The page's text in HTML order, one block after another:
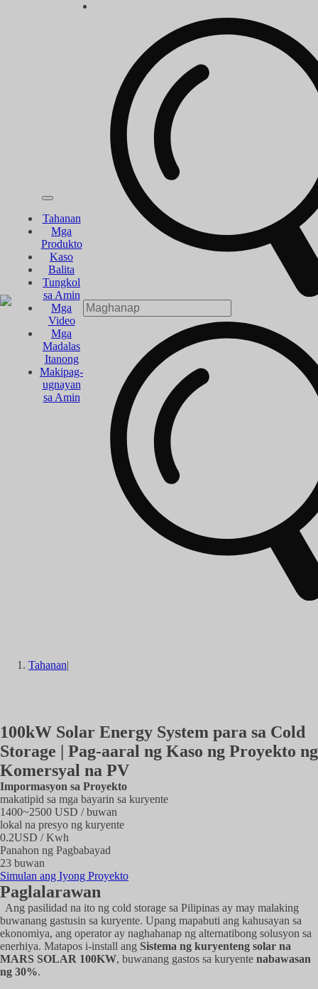
Tahanan
Mga
Produkto
Kaso
Balita
Tungkol
sa Amin
Mga
Video
Mga
Madalas
Itanong
Makipag-
ugnayan
sa Amin
Tahanan|
100kW Solar Energy System para sa Cold
Storage | Pag-aaral ng Kaso ng Proyekto ng
Komersyal na PV
Impormasyon sa Proyekto
makatipid sa mga bayarin sa kuryente
1400~2500 USD / buwan
lokal na presyo ng kuryente
0.2USD / Kwh
Panahon ng Pagbabayad
23 buwan
Simulan ang Iyong Proyekto
Paglalarawan
Ang pasilidad na ito ng cold storage sa Pilipinas ay may malaking
buwanang gastusin sa kuryente. Upang mapabuti ang kahusayan sa
ekonomiya, ang operator ay naghahanap ng alternatibong solusyon sa
enerhiya. Matapos i-install ang Sistema ng kuryenteng solar na
MARS SOLAR 100KW, buwanang gastos sa kuryente nabawasan
ng 30%.